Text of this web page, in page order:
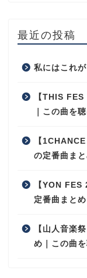
最近の投稿
私にはこれ
【THIS
｜この曲を
【
の定番曲ま
【YON
定番曲まと
【山人音楽
め｜この曲